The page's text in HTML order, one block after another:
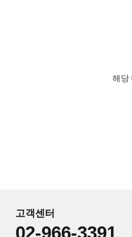
해당
고객센터
02-966-3391